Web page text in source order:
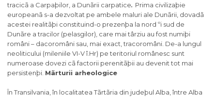
tracicã a Carpaþilor, a Dunãrii carpatice. Prima civilizaþie
europeanã s-a dezvoltat pe ambele maluri ale Dunãrii, dovadã
acestei realitãþi constituind-o prezenþa la nord ºi sud de
Dunãre a tracilor (pelasgilor), care mai târziu au fost numiþi
români – dacoromâni sau, mai exact, tracoromâni. De-a lungul
neoliticului (mileniile VI-V î.Hr) pe teritoriul românesc sunt
numeroase dovezi cã factorii perenitãþii au devenit tot mai
persistenþi. Mãrturii arheologice
În Transilvania, în localitatea Tãrtãria din judeþul Alba, între Alba